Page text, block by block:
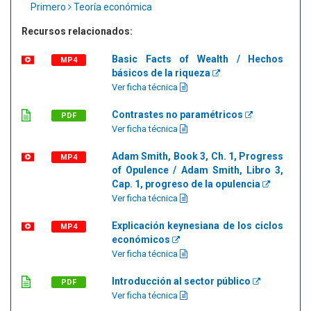
Primero Teoría económica
Recursos relacionados:
MP4
Basic Facts of Wealth / Hechos
básicos de la riqueza
Ver ficha técnica
PDF Contrastes no paramétricos
Ver ficha técnica
MP4
Adam Smith, Book 3, Ch. 1, Progress
of Opulence / Adam Smith, Libro 3,
Cap. 1, progreso de la opulencia
Ver ficha técnica
MP4
Explicación keynesiana de los ciclos
económicos
Ver ficha técnica
PDF Introducción al sector público
Ver ficha técnica